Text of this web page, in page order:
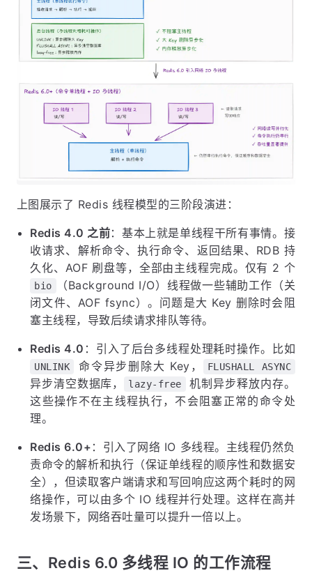
上图展示了 Redis 线程模型的三阶段演进：
Redis 4.0 之前：基本上就是单线程干所有事情。接
收请求、解析命令、执行命令、返回结果、RDB 持
久化、AOF 刷盘等，全部由主线程完成。仅有 2 个
bio
（Background I/O）线程做一些辅助工作（关
闭文件、AOF fsync）。问题是大 Key 删除时会阻
塞主线程，导致后续请求排队等待。
Redis 4.0 ：引入了后台多线程处理耗时操作。比如
UNLINK 命令异步删除大 Key， FLUSHALL ASYNC
异步清空数据库， lazy-free
机制异步释放内存。
这些操作不在主线程执行，不会阻塞正常的命令处
理。
Redis 6.0+ ：引入了网络 IO 多线程。主线程仍然负
责命令的解析和执行（保证单线程的顺序性和数据安
全），但读取客户端请求和写回响应这两个耗时的网
络操作，可以由多个 IO 线程并行处理。这样在高并
发场景下，网络吞吐量可以提升一倍以上。
三、Redis 6.0 多线程 IO 的工作流程